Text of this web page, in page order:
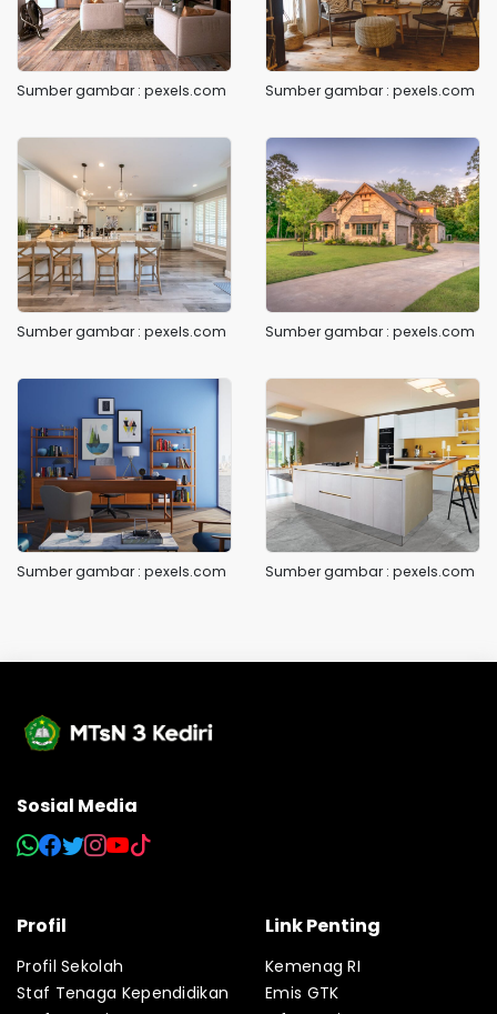
Sumber gambar : pexels.com Sumber gambar : pexels.com
Sumber gambar : pexels.com Sumber gambar : pexels.com
Sumber gambar : pexels.com Sumber gambar : pexels.com
Sosial Media
Profil
Profil Sekolah
Staf Tenaga Kependidikan
Link Penting
Kemenag RI
Emis GTK